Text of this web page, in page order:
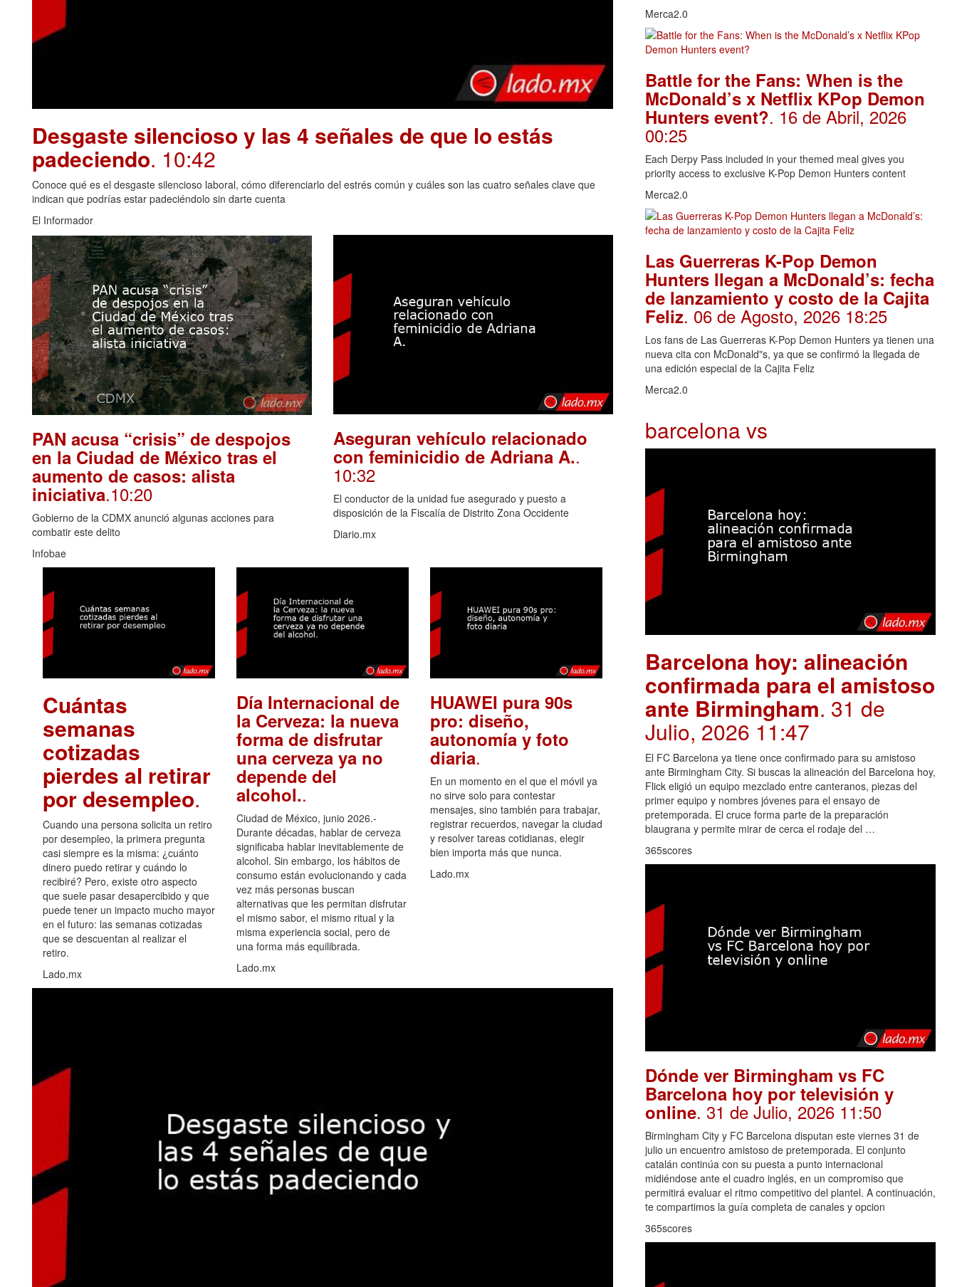
Desgaste silencioso y las 4 señales de que lo estás
padeciendo. 10:42
Conoce qué es el desgaste silencioso laboral, cómo diferenciarlo del estrés común y cuáles son las cuatro señales clave que
indican que podrías estar padeciéndolo sin darte cuenta
El Informador
PAN acusa “crisis” de despojos
en la Ciudad de México tras el
aumento de casos: alista
iniciativa.10:20
Gobierno de la CDMX anunció algunas acciones para
combatir este delito
Infobae
Aseguran vehículo relacionado
con feminicidio de Adriana A..
10:32
El conductor de la unidad fue asegurado y puesto a
disposición de la Fiscalía de Distrito Zona Occidente
Diario.mx
Cuántas
semanas
cotizadas
pierdes al retirar
por desempleo.
Cuando una persona solicita un retiro
por desempleo, la primera pregunta
casi siempre es la misma: ¿cuánto
dinero puedo retirar y cuándo lo
recibiré? Pero, existe otro aspecto
que suele pasar desapercibido y que
puede tener un impacto mucho mayor
en el futuro: las semanas cotizadas
que se descuentan al realizar el
retiro.
Lado.mx
Día Internacional de
la Cerveza: la nueva
forma de disfrutar
una cerveza ya no
depende del
alcohol..
Ciudad de México, junio 2026.-
Durante décadas, hablar de cerveza
significaba hablar inevitablemente de
alcohol. Sin embargo, los hábitos de
consumo están evolucionando y cada
vez más personas buscan
alternativas que les permitan disfrutar
el mismo sabor, el mismo ritual y la
misma experiencia social, pero de
una forma más equilibrada.
Lado.mx
HUAWEI pura 90s
pro: diseño,
autonomía y foto
diaria.
En un momento en el que el móvil ya
no sirve solo para contestar
mensajes, sino también para trabajar,
registrar recuerdos, navegar la ciudad
y resolver tareas cotidianas, elegir
bien importa más que nunca.
Lado.mx
Merca2.0
Battle for the Fans: When is the
McDonald’s x Netflix KPop Demon
Hunters event?. 16 de Abril, 2026
00:25
Each Derpy Pass included in your themed meal gives you
priority access to exclusive K-Pop Demon Hunters content
Merca2.0
Las Guerreras K-Pop Demon
Hunters llegan a McDonald’s: fecha
de lanzamiento y costo de la Cajita
Feliz. 06 de Agosto, 2026 18:25
Los fans de Las Guerreras K-Pop Demon Hunters ya tienen una
nueva cita con McDonald"s, ya que se confirmó la llegada de
una edición especial de la Cajita Feliz
Merca2.0
barcelona vs
Barcelona hoy: alineación
confirmada para el amistoso
ante Birmingham. 31 de
Julio, 2026 11:47
El FC Barcelona ya tiene once confirmado para su amistoso
ante Birmingham City. Si buscas la alineación del Barcelona hoy,
Flick eligió un equipo mezclado entre canteranos, piezas del
primer equipo y nombres jóvenes para el ensayo de
pretemporada. El cruce forma parte de la preparación
blaugrana y permite mirar de cerca el rodaje del …
365scores
Dónde ver Birmingham vs FC
Barcelona hoy por televisión y
online. 31 de Julio, 2026 11:50
Birmingham City y FC Barcelona disputan este viernes 31 de
julio un encuentro amistoso de pretemporada. El conjunto
catalán continúa con su puesta a punto internacional
midiéndose ante el cuadro inglés, en un compromiso que
permitirá evaluar el ritmo competitivo del plantel. A continuación,
te compartimos la guía completa de canales y opcion
365scores